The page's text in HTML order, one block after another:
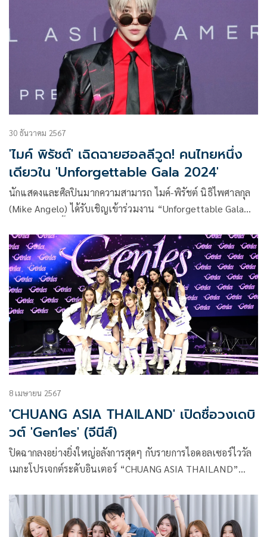
30 ธันวาคม 2567
'ไมค์ พิรัชต์' เฉิดฉายฮอลลีวูด! คนไทยหนึ่ง
เดียวใน 'Unforgettable Gala 2024'
นักแสดงและศิลปินมากความสามารถ ไมค์-พิรัชต์ นิธิไพศาลกุล
(Mike Angelo) ได้รับเชิญเข้าร่วมงาน “Unforgettable Gala
Unforgettable Gala เป็นหนึ่งในอีเวนต์ที่ทรงเกียรติที่สุดใน
วงการบันเทิงระดับโลก
8 เมษายน 2567
'CHUANG ASIA THAILAND' เปิดชื่อวงเดบิ
วต์ 'Gen1es' (จีนีส์)
ปิดฉากลงอย่างยิ่งใหญ่อลังการสุดๆ กับรายการไอดอลเซอร์ไววัล
เมกะโปรเจกต์ระดับอินเตอร์ “CHUANG ASIA THAILAND”
โลกมาร่วมแข่งขันแสดงศักยภาพ เพื่อเป็นศิลปินอินเตอร์เนชัน
แนลเกิร์ลกรุ๊ปแรกของประเทศไทย